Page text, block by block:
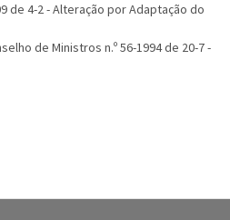
de 4-2 - Alteração por Adaptação do
de Ministros n.º 56-1994 de 20-7 -